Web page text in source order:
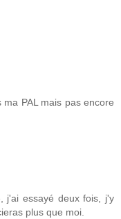
PAL mais pas encore
j'ai essayé deux fois, j'y
plus que moi.